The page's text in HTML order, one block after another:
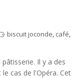
biscuit joconde, café,
Il y a des
cas de l'Opéra. Cet